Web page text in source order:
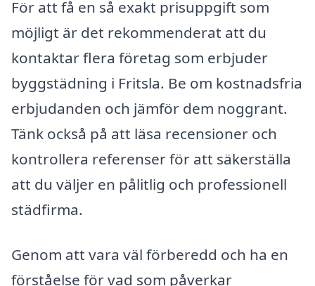
För att få en så exakt prisuppgift som
möjligt är det rekommenderat att du
kontaktar flera företag som erbjuder
byggstädning i Fritsla. Be om kostnadsfria
erbjudanden och jämför dem noggrant.
Tänk också på att läsa recensioner och
kontrollera referenser för att säkerställa
att du väljer en pålitlig och professionell
städfirma.
Genom att vara väl förberedd och ha en
förståelse för vad som påverkar